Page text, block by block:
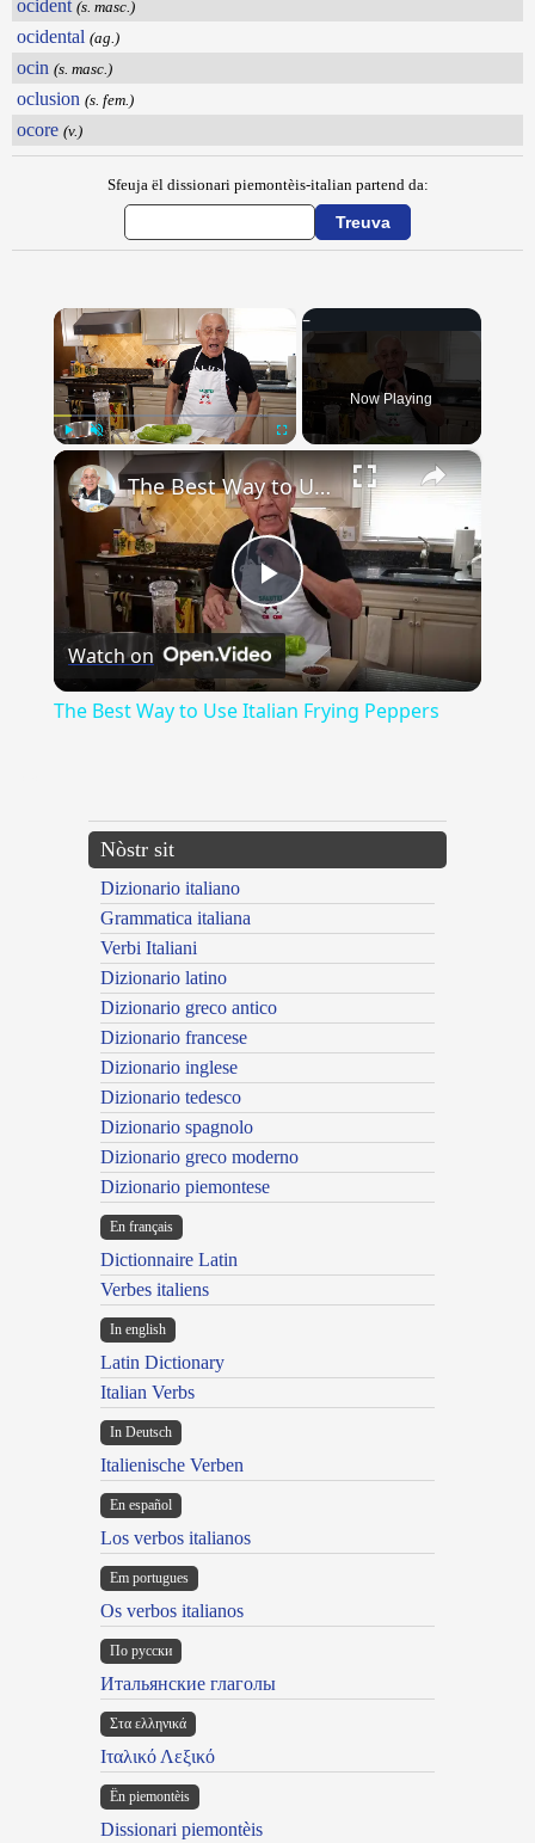
ocident (s. masc.)
ocidental (ag.)
ocin (s. masc.)
oclusion (s. fem.)
ocore (v.)
Sfeuja ël dissionari piemontèis-italian partend da:
Unmute
Now Playing
×
Play
Video
The Best Way to Use Italian Frying Peppers
Watch on
The Best Way to Use Italian Frying Peppers
Nòstr sit
Dizionario italiano
Grammatica italiana
Verbi Italiani
Dizionario latino
Dizionario greco antico
Dizionario francese
Dizionario inglese
Dizionario tedesco
Dizionario spagnolo
Dizionario greco moderno
Dizionario piemontese
En français
Dictionnaire Latin
Verbes italiens
In english
Latin Dictionary
Italian Verbs
In Deutsch
Italienische Verben
En español
Los verbos italianos
Em portugues
Os verbos italianos
По русски
Итальянские глаголы
Στα ελληνικά
Ιταλικό Λεξικό
Ën piemontèis
Dissionari piemontèis